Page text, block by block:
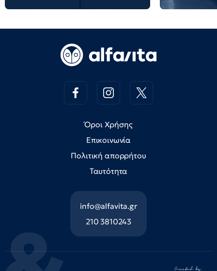
Όροι Χρήσης
Επικοινωνία
Πολιτική απορρήτου
Ταυτότητα
info@alfavita.gr
210 3810243